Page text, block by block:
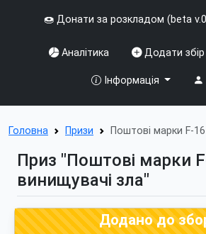
🍩 Донати за розкладом (beta
Аналітика Додати збір
Інформація
Головна Призи Поштові марки F-
Приз "Поштові марки
винищувачі зла"
Додано до